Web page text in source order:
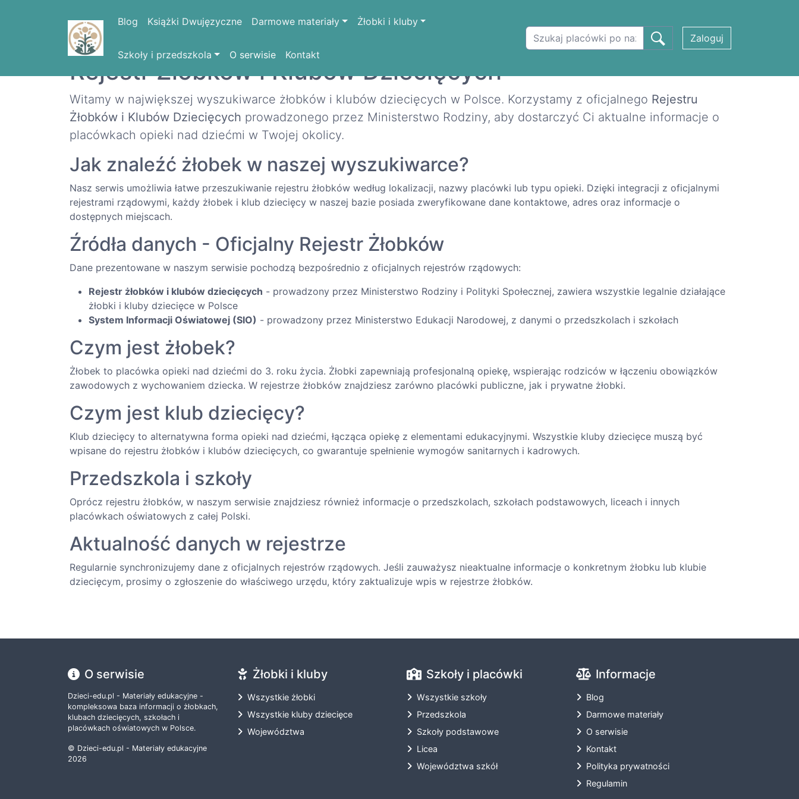
Blog Książki Dwujęzyczne Darmowe materiały Żłobki i kluby
Szkoły i przedszkola O serwisie Kontakt
Zaloguj
Rejestr Żłobków i Klubów Dziecięcych
Witamy w największej wyszukiwarce żłobków i klubów dziecięcych w Polsce. Korzystamy z oficjalnego Rejestru
Żłobków i Klubów Dziecięcych prowadzonego przez Ministerstwo Rodziny, aby dostarczyć Ci aktualne informacje o
placówkach opieki nad dziećmi w Twojej okolicy.
Jak znaleźć żłobek w naszej wyszukiwarce?
Nasz serwis umożliwia łatwe przeszukiwanie rejestru żłobków według lokalizacji, nazwy placówki lub typu opieki. Dzięki integracji z oficjalnymi
rejestrami rządowymi, każdy żłobek i klub dziecięcy w naszej bazie posiada zweryfikowane dane kontaktowe, adres oraz informacje o
dostępnych miejscach.
Źródła danych - Oficjalny Rejestr Żłobków
Dane prezentowane w naszym serwisie pochodzą bezpośrednio z oficjalnych rejestrów rządowych:
Rejestr żłobków i klubów dziecięcych - prowadzony przez Ministerstwo Rodziny i Polityki Społecznej, zawiera wszystkie legalnie działające
żłobki i kluby dziecięce w Polsce
System Informacji Oświatowej (SIO) - prowadzony przez Ministerstwo Edukacji Narodowej, z danymi o przedszkolach i szkołach
Czym jest żłobek?
Żłobek to placówka opieki nad dziećmi do 3. roku życia. Żłobki zapewniają profesjonalną opiekę, wspierając rodziców w łączeniu obowiązków
zawodowych z wychowaniem dziecka. W rejestrze żłobków znajdziesz zarówno placówki publiczne, jak i prywatne żłobki.
Czym jest klub dziecięcy?
Klub dziecięcy to alternatywna forma opieki nad dziećmi, łącząca opiekę z elementami edukacyjnymi. Wszystkie kluby dziecięce muszą być
wpisane do rejestru żłobków i klubów dziecięcych, co gwarantuje spełnienie wymogów sanitarnych i kadrowych.
Przedszkola i szkoły
Oprócz rejestru żłobków, w naszym serwisie znajdziesz również informacje o przedszkolach, szkołach podstawowych, liceach i innych
placówkach oświatowych z całej Polski.
Aktualność danych w rejestrze
Regularnie synchronizujemy dane z oficjalnych rejestrów rządowych. Jeśli zauważysz nieaktualne informacje o konkretnym żłobku lub klubie
dziecięcym, prosimy o zgłoszenie do właściwego urzędu, który zaktualizuje wpis w rejestrze żłobków.
O serwisie
Dzieci-edu.pl - Materiały edukacyjne -
kompleksowa baza informacji o żłobkach,
klubach dziecięcych, szkołach i
placówkach oświatowych w Polsce.
© Dzieci-edu.pl - Materiały edukacyjne
2026
Żłobki i kluby
Wszystkie żłobki
Wszystkie kluby dziecięce
Województwa
Szkoły i placówki
Wszystkie szkoły
Przedszkola
Szkoły podstawowe
Licea
Województwa szkół
Informacje
Blog
Darmowe materiały
O serwisie
Kontakt
Polityka prywatności
Regulamin